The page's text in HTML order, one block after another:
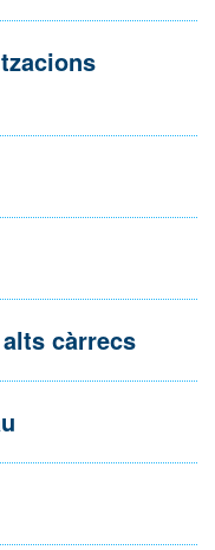
càrrecs